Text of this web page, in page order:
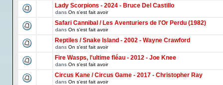
Lady Scorpions - 2024 - Bruce Del Castillo
dans On s'est fait avoir
Safari Cannibal / Les Aventuriers de l'Or Perdu (1982)
dans On s'est fait avoir
Reptiles / Snake Island - 2002 - Wayne Crawford
dans On s'est fait avoir
Fire Wasps, l'ultime fléau - 2012 - Joe Knee
dans On s'est fait avoir
Circus Kane / Circus Game - 2017 - Christopher Ray
dans On s'est fait avoir